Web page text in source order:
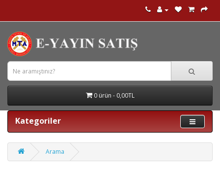
0 ürün - 0,00TL
Kategoriler
Arama